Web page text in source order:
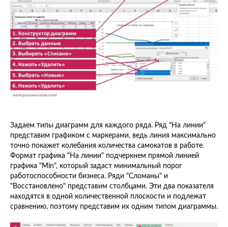
Задаем типы диаграмм для каждого ряда. Ряд "На линии"
представим графиком с маркерами, ведь линия максимально
точно покажет колебания количества самокатов в работе.
Формат графика "На линии" подчеркнем прямой линией
графика "Min", который задаст минимальный порог
работоспособности бизнеса. Ряди "Сломаны" и
"Восстановлено" представим столбцами. Эти два показателя
находятся в одной количественной плоскости и подлежат
сравнению, поэтому представим их одним типом диаграммы.